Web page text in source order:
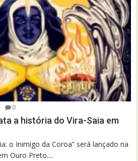
0
a história do Vira-Saia em
o Inimigo da Coroa” será lançado na
Ouro Preto....